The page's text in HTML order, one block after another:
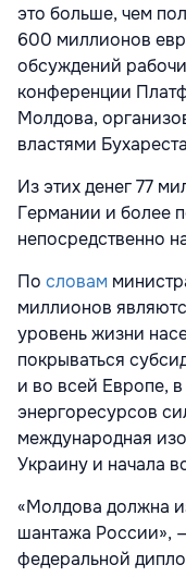
это больше, чем
600 миллионов
обсуждений
конференции
Молдова,
властями
Из этих денег 77
Германии и более
непосредственно
По словам
миллионов
уровень жизни
покрываться
и во всей Европе,
энергоресурсов
международная
Украину и начала
«Молдова должна
шантажа России»,
федеральной